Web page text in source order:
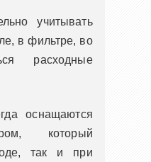
учитывать
в фильтре, во
расходные
оснащаются
который
так и при